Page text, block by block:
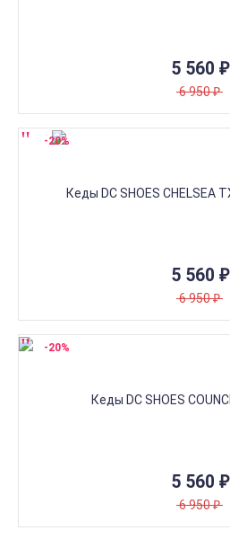
5 560 ₽
6 950₽
5 560 ₽
6 950₽
-20%
5 560 ₽
6 950₽
-20%